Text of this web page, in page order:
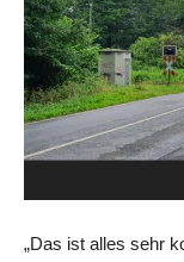
„Das ist alles sehr